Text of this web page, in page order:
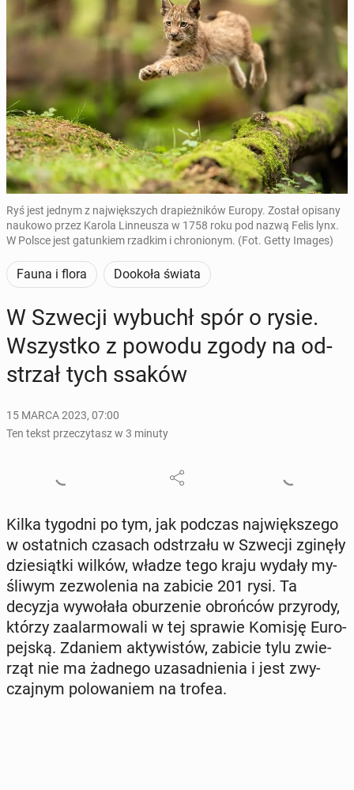
Ryś jest jednym z największych drapieżników Europy. Został opisany
naukowo przez Karola Linneusza w 1758 roku pod nazwą Felis lynx.
W Polsce jest gatunkiem rzadkim i chronionym. (Fot. Getty Images)
Fauna i flora Dookoła świata
W Szwecji wybuchł spór o rysie.
Wszyst­ko z powodu zgody na od­
strzał tych ssaków
15 MARCA 2023, 07:00
Ten tekst przeczytasz w 3 minuty
Kilka tygodni po tym, jak podczas naj­więk­sze­go
w ostat­nich czasach od­strza­łu w Szwecji zginęły
dzie­siąt­ki wilków, władze tego kraju wydały my­
śli­wym ze­zwo­le­nia na zabicie 201 rysi. Ta
decyzja wy­wo­ła­ła obu­rze­nie obroń­ców przy­ro­dy,
którzy za­alar­mo­wa­li w tej sprawie Komisję Eu­ro­
pej­ską. Zdaniem ak­ty­wi­stów, zabicie tylu zwie­
rząt nie ma żadnego uza­sad­nie­nia i jest zwy­
czaj­nym po­lo­wa­niem na trofea.